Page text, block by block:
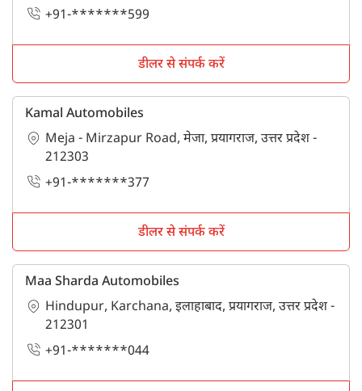
+91-*******599
डीलर से संपर्क करें
Kamal Automobiles
Meja - Mirzapur Road, मेजा, प्रयागराज, उत्तर प्रदेश -
212303
+91-*******377
डीलर से संपर्क करें
Maa Sharda Automobiles
Hindupur, Karchana, इलाहाबाद, प्रयागराज, उत्तर प्रदेश -
212301
+91-*******044